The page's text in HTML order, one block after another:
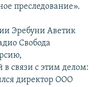
преследование».
Эребуни Аветик
Свобода
связи с этим делом:
директор ООО